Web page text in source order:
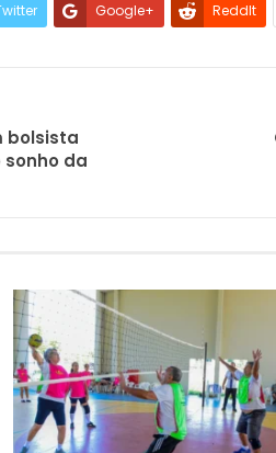
Google+ ReddIt
bolsista
da